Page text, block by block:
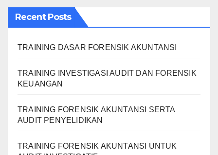
Recent Posts
TRAINING DASAR FORENSIK AKUNTANSI
TRAINING INVESTIGASI AUDIT DAN FORENSIK
KEUANGAN
TRAINING FORENSIK AKUNTANSI SERTA
AUDIT PENYELIDIKAN
TRAINING FORENSIK AKUNTANSI UNTUK